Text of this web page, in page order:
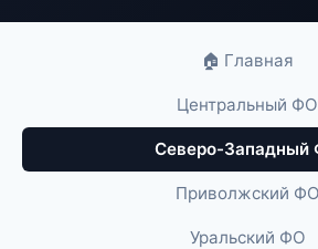
🏠 Главная
Центральный ФО
Северо-Западный
Приволжский ФО
Уральский ФО